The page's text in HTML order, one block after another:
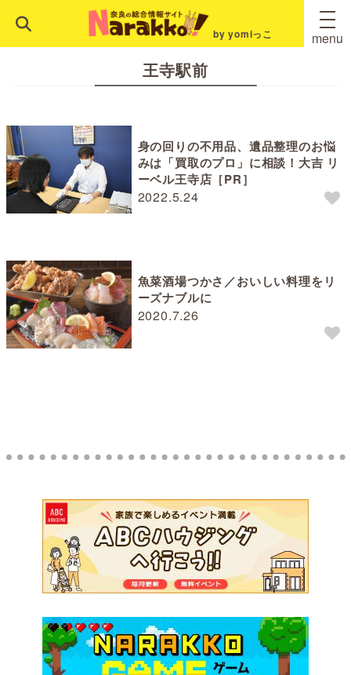
by yomiっこ menu
王寺駅前
2022.5.24
身の回りの不用品、遺品整理のお悩
みは「買取のプロ」に相談！大吉 リ
ーベル王寺店［PR］
2020.7.26
魚菜酒場つかさ／おいしい料理をリ
ーズナブルに